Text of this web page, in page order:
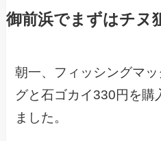
御前浜でまずはチヌ
朝一、フィッシングマ
グと石ゴカイ330円を購
ました。